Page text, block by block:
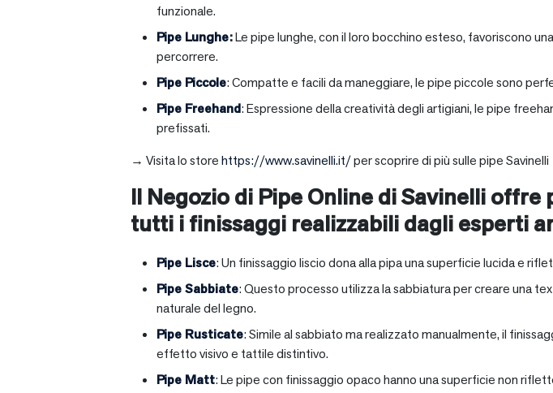
funzionale.
Pipe Lunghe:Le pipe lunghe, con il loro bocchino esteso, favoriscono
percorrere.
Pipe Piccole: Compatte e facili da maneggiare, le pipe piccole sono
Pipe Freehand: Espressione della creatività degli artigiani, le pipe
prefissati.
→ Visita lo storehttps://www.savinelli.it/per scoprire di più sulle pipe Savinelli
Il Negozio di Pipe Online di Savinelli
tutti i finissaggi realizzabili dagli esperti
Pipe Lisce: Un finissaggio liscio dona alla pipa una superficie lucida e
Pipe Sabbiate: Questo processo utilizza la sabbiatura per creare una
naturale del legno.
Pipe Rusticate: Simile al sabbiato ma realizzato manualmente, il
effetto visivo e tattile distintivo.
Pipe Matt: Le pipe con finissaggio opaco hanno una superficie non